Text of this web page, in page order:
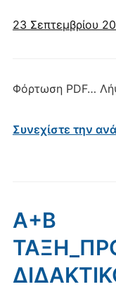
23 Σεπτεμβρίου
Φόρτωση PDF…
Συνεχίστε την
Α+Β